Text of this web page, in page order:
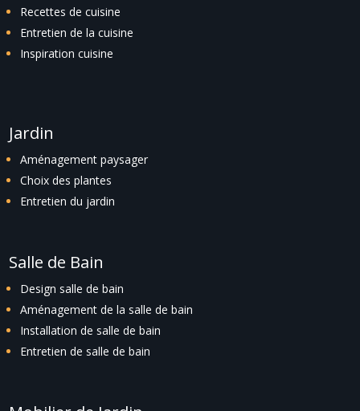
Recettes de cuisine
Entretien de la cuisine
Inspiration cuisine
Jardin
Aménagement paysager
Choix des plantes
Entretien du jardin
Salle de Bain
Design salle de bain
Aménagement de la salle de bain
Installation de salle de bain
Entretien de salle de bain